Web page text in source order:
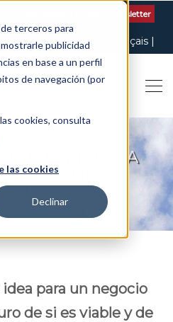
terceros para
publicidad
en base a un perfil
de navegación (por
cookies, consulta
las cookies
Declinar
Suscribete a nuestro Newsletter
Français
Català
TU EMPRESA
AQUÍ TE
para un negocio
de si es viable y de